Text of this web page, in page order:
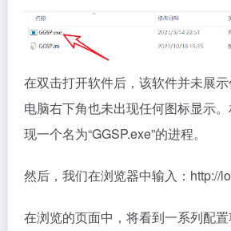
在双击打开软件后，该软件并未展
电脑右下角也未出现任何图标显示
现一个名为“GGSP.exe”的进程。
然后，我们在浏览器中输入：http://
在浏览的页面中，将看到一系列配